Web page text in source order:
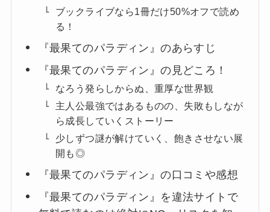
ブックライブなら1冊だけ50%オフで読め
る！
『最果てのパラディン』のあらすじ
『最果てのパラディン』の見どころ！
なろう発らしからぬ、重厚な世界観
主人公最強ではあるものの、失敗もしなが
ら成長していくストーリー
少しずつ謎が解けていく、飽きさせない展
開も◎
『最果てのパラディン』の口コミや感想
『最果てのパラディン』を違法サイトで